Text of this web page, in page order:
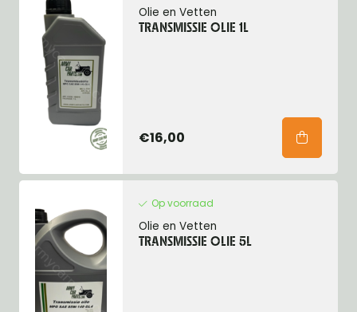
Olie en Vetten
TRANSMISSIE OLIE 1L
€16,00
Op voorraad
Olie en Vetten
TRANSMISSIE OLIE 5L